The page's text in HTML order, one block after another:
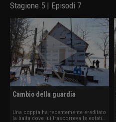
Stagione 5 | Episodi 7
Cambio della guardia
Una coppia ha recentemente ereditato
la baita dove lui trascorreva le estati a